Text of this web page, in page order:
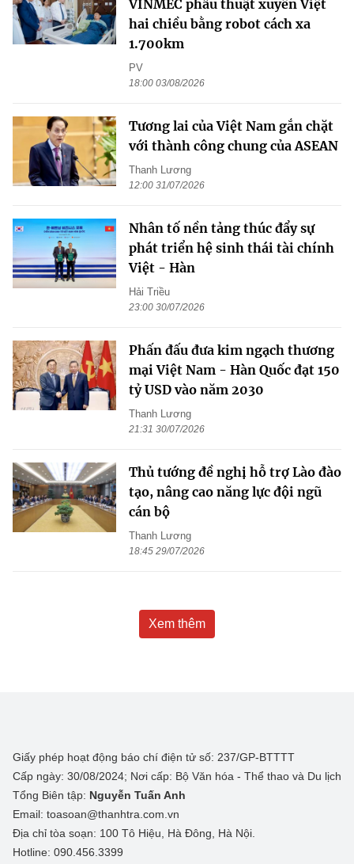
VINMEC phẫu thuật xuyên Việt
hai chiều bằng robot cách xa
1.700km
PV
18:00 03/08/2026
Tương lai của Việt Nam gắn chặt
với thành công chung của ASEAN
Thanh Lương
12:00 31/07/2026
Nhân tố nền tảng thúc đẩy sự
phát triển hệ sinh thái tài chính
Việt - Hàn
Hải Triều
23:00 30/07/2026
Phấn đấu đưa kim ngạch thương
mại Việt Nam - Hàn Quốc đạt 150
tỷ USD vào năm 2030
Thanh Lương
21:31 30/07/2026
Thủ tướng đề nghị hỗ trợ Lào đào
tạo, nâng cao năng lực đội ngũ
cán bộ
Thanh Lương
18:45 29/07/2026
Xem thêm
Giấy phép hoạt động báo chí điện tử số: 237/GP-BTTTT
Cấp ngày: 30/08/2024; Nơi cấp: Bộ Văn hóa - Thể thao và Du lịch
Tổng Biên tập: Nguyễn Tuấn Anh
Email: toasoan@thanhtra.com.vn
Địa chỉ tòa soạn: 100 Tô Hiệu, Hà Đông, Hà Nội.
Hotline: 090.456.3399